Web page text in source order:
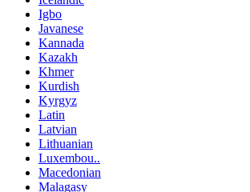
Igbo
Javanese
Kannada
Kazakh
Khmer
Kurdish
Kyrgyz
Latin
Latvian
Lithuanian
Luxembou..
Macedonian
Malagasy